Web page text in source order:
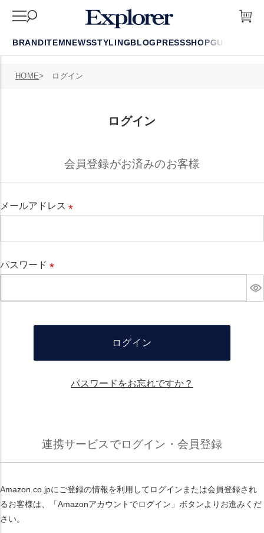
BRANDITEMNEWSSTYLINGBLOGPRESSSHOPGUIDE
HOME ログイン
ログイン
会員登録がお済みのお客様
メールアドレス
パスワード
須
ログイン
パスワードをお忘れですか？
連携サービスでログイン・会員登録
Amazon.co.jpにご登録の情報を利用してログインまたは会員登録され
るお客様は、「Amazonアカウントでログイン」ボタンよりお進みくだ
さい。